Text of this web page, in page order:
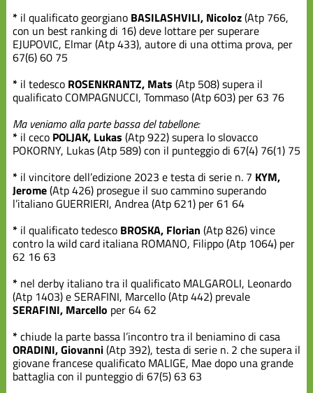
*il qualificato georgiano BASILASHVILI, Nicoloz(Atp 766,
con un best ranking di 16) deve lottare per superare
EJUPOVIC, Elmar (Atp 433), autore di una ottima prova, per
67(6) 60 75
*il tedesco ROSENKRANTZ, Mats (Atp 508) supera il
qualificato COMPAGNUCCI, Tommaso (Atp 603) per 63 76
Ma veniamo alla parte bassa del tabellone:
*il ceco POLJAK, Lukas (Atp 922) supera lo slovacco
POKORNY, Lukas (Atp 589) con il punteggio di 67(4) 76(1) 75
*il vincitore dell’edizione 2023 e testa di serie n. 7 KYM,
Jerome(Atp 426) prosegue il suo cammino superando
l’italiano GUERRIERI, Andrea (Atp 621) per 61 64
*il qualificato tedesco BROSKA, Florian (Atp 826) vince
contro la wild card italiana ROMANO, Filippo (Atp 1064) per
62 16 63
*nel derby italiano tra il qualificato MALGAROLI, Leonardo
(Atp 1403) e SERAFINI, Marcello (Atp 442) prevale
SERAFINI, Marcello per 64 62
*chiude la parte bassa l’incontro tra il beniamino di casa
ORADINI, Giovanni(Atp 392), testa di serie n. 2 che supera il
giovane francese qualificato MALIGE, Mae dopo una grande
battaglia con il punteggio di 67(5) 63 63